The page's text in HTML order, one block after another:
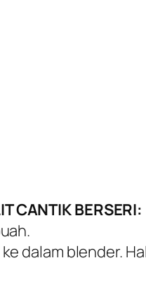
CANTIK BERSERI:
dalam blender.